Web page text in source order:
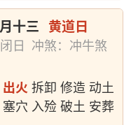
十三 黄道日
日
冲煞：冲牛煞
出火 拆卸 修造 动土
穴 入殓 破土 安葬